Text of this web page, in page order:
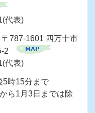
代表)
787-1601 四万十市
2
代表)
5時15分まで
ら1月3日までは除